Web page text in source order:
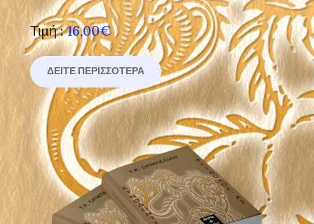
Τιμή : 16,00€
ΔΕΊΤΕ ΠΕΡΙΣΣΌΤΕΡΑ